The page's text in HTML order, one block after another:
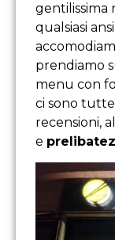
gentilissima
qualsiasi
prendiamo
menu con
ci sono
recensioni,
e